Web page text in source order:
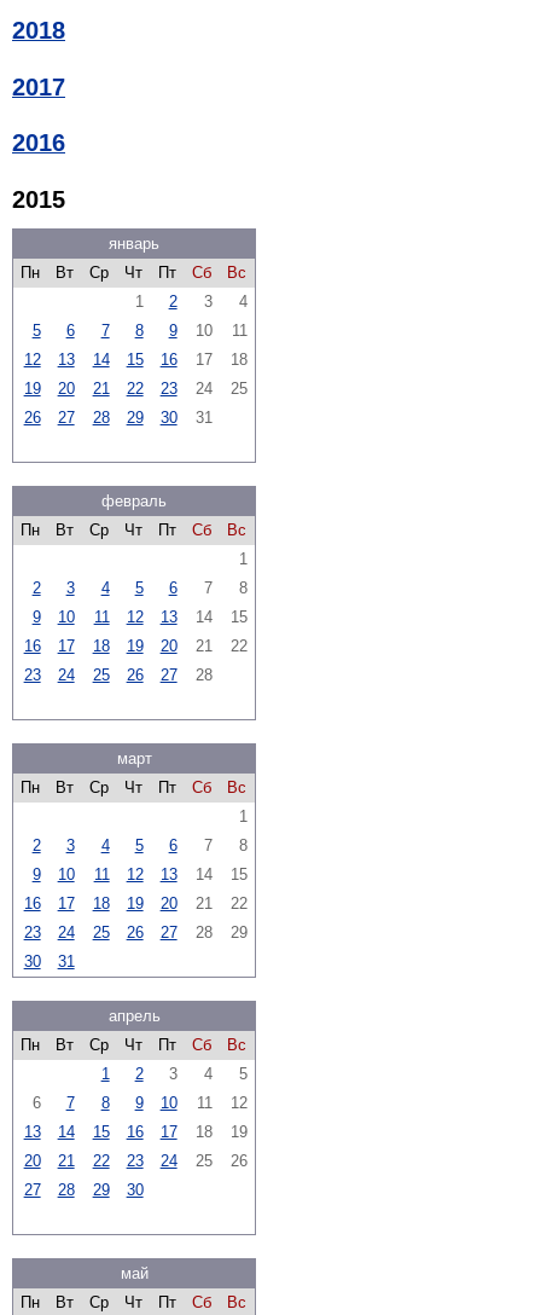
2018
2017
2016
2015
январь
Пн
Вт Ср Чт Пт Сб
Вс
1
2 3
4
5
6 7 8 9 10
11
12
13 14 15 16 17
18
19
20 21 22 23 24
25
26
27 28 29 30 31
февраль
Пн
Вт Ср Чт Пт Сб
Вс
1
2
3 4 5 6 7
8
9
10 11 12 13 14
15
16
17 18 19 20 21
22
23
24 25 26 27 28
март
Пн
Вт Ср Чт Пт Сб
Вс
1
2
3 4 5 6 7
8
9
10 11 12 13 14
15
16
17 18 19 20 21
22
23
24 25 26 27 28
29
30
31
апрель
Пн
Вт Ср Чт Пт Сб
Вс
1
2 3 4
5
6
7 8 9 10 11
12
13
14 15 16 17 18
19
20
21 22 23 24 25
26
27
28 29 30
май
Пн
Вт Ср Чт Пт Сб
Вс